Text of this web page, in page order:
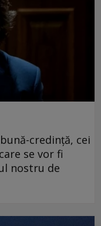
credință, cei
se vor fi
nostru de